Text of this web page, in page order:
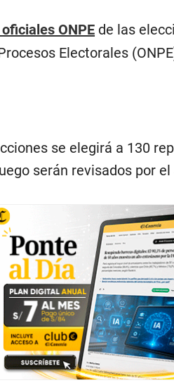
ONPE de las
Electorales
se elegirá a 130
serán revisados por